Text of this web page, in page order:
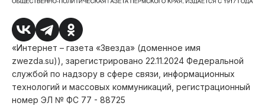
«Интернет – газета «Звезда» (доменное имя
zwezda.su)), зарегистрировано 22.11.2024 Федеральной
службой по надзору в сфере связи, информационных
технологий и массовых коммуникаций, регистрационный
номер ЭЛ № ФС 77 - 88725